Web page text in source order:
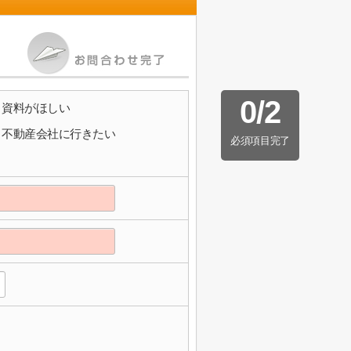
0/2
必須項目完了
資料がほしい
不動産会社に行きたい